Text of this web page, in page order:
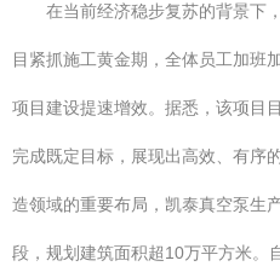
在当前经济稳步复苏的背景下
目紧抓施工黄金期，全体员工加班
项目建设提速增效。据悉，该项目
完成既定目标，展现出高效、有序
造领域的重要布局，凯泰真空泵生
段，规划建筑面积超10万平方米。